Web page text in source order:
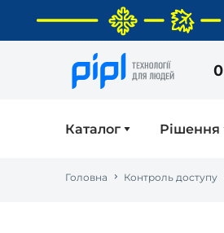
0
Каталог Рішення
Головна Контроль доступу